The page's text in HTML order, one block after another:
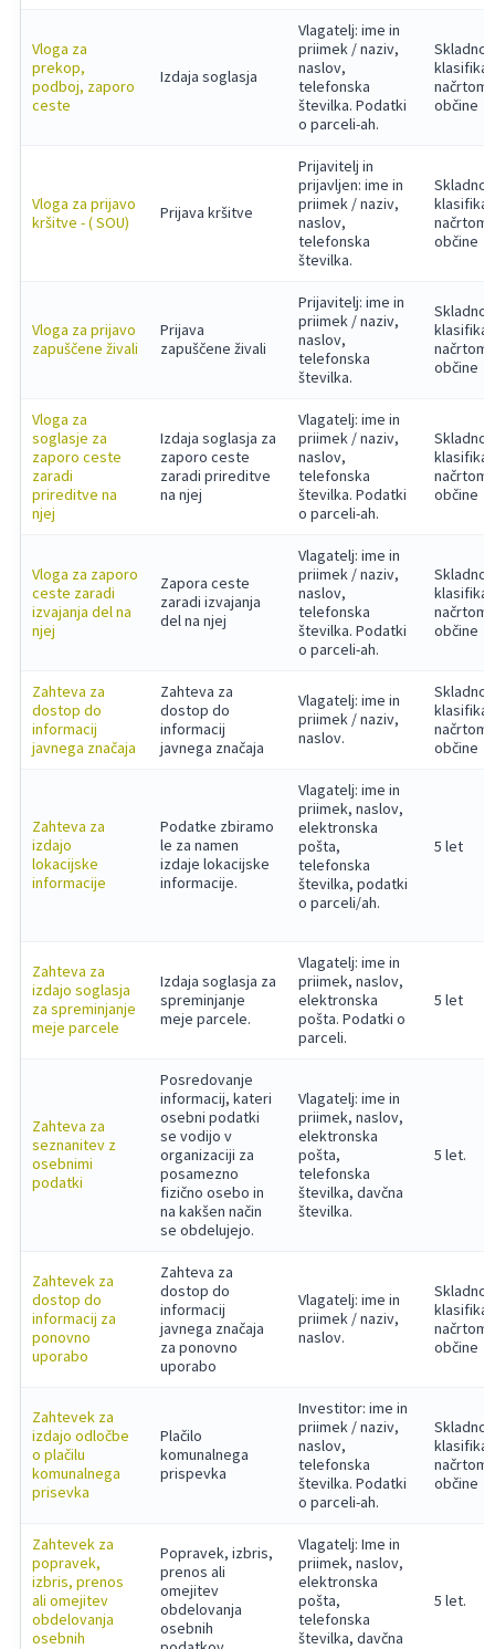
Vloga za
prekop,
podboj, zaporo
ceste
Izdaja soglasja
Vlagatelj: ime in
priimek / naziv,
naslov,
telefonska
številka. Podatki
o parceli-ah.
Skladno
načrtom
občine
Vloga za prijavo
kršitve - ( SOU)
Prijava kršitve
Prijavitelj in
prijavljen: ime in
priimek / naziv,
naslov,
telefonska
številka.
Skladno
načrtom
občine
Vloga za prijavo
zapuščene živali
Prijava
zapuščene živali
Prijavitelj: ime in
priimek / naziv,
naslov,
telefonska
številka.
Skladno
načrtom
občine
Vloga za
soglasje za
zaporo ceste
zaradi
prireditve na
njej
Izdaja soglasja za
zaporo ceste
zaradi prireditve
na njej
Vlagatelj: ime in
priimek / naziv,
naslov,
telefonska
številka. Podatki
o parceli-ah.
Skladno
načrtom
občine
Vloga za zaporo
ceste zaradi
izvajanja del na
njej
Zapora ceste
zaradi izvajanja
del na njej
Vlagatelj: ime in
priimek / naziv,
naslov,
telefonska
številka. Podatki
o parceli-ah.
Skladno
načrtom
občine
Zahteva za
dostop do
informacij
javnega značaja
Zahteva za
dostop do
informacij
javnega značaja
Vlagatelj: ime in
priimek / naziv,
naslov.
Skladno
načrtom
občine
Zahteva za
izdajo
lokacijske
informacije
Podatke zbiramo
le za namen
izdaje lokacijske
informacije.
Vlagatelj: ime in
priimek, naslov,
elektronska
pošta,
telefonska
številka, podatki
o parceli/ah.
5 let
Zahteva za
izdajo soglasja
za spreminjanje
meje parcele
Izdaja soglasja za
spreminjanje
meje parcele.
Vlagatelj: ime in
priimek, naslov,
elektronska
pošta. Podatki o
parceli.
5 let
Zahteva za
seznanitev z
osebnimi
podatki
Posredovanje
informacij, kateri
osebni podatki
se vodijo v
organizaciji za
posamezno
fizično osebo in
na kakšen način
se obdelujejo.
Vlagatelj: ime in
priimek, naslov,
elektronska
pošta,
telefonska
številka, davčna
številka.
5 let.
Zahtevek za
dostop do
informacij za
ponovno
uporabo
Zahteva za
dostop do
informacij
javnega značaja
za ponovno
uporabo
Vlagatelj: ime in
priimek / naziv,
naslov.
Skladno
načrtom
občine
Zahtevek za
izdajo odločbe
o plačilu
komunalnega
prisevka
Plačilo
komunalnega
prispevka
Investitor: ime in
priimek / naziv,
naslov,
telefonska
številka. Podatki
o parceli-ah.
Skladno
načrtom
občine
Zahtevek za
popravek,
izbris, prenos
ali omejitev
obdelovanja
osebnih
Popravek, izbris,
prenos ali
omejitev
obdelovanja
osebnih
Vlagatelj: Ime in
priimek, naslov,
elektronska
pošta,
telefonska
številka, davčna
5 let.